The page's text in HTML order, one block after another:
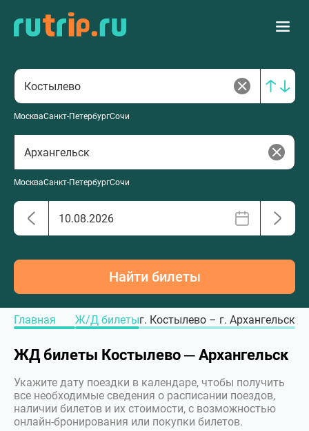
МоскваСанкт-ПетербургСочи
МоскваСанкт-ПетербургСочи
Найти билеты
Главная Ж/Д билетыг. Костылево – г. Архангельск
ЖД билеты Костылево ─ Архангельск
Укажите дату поездки в календаре, чтобы получить
все необходимые сведения о расписании поездов,
наличии билетов и их стоимости, с возможностью
онлайн-бронирования или покупки билетов.